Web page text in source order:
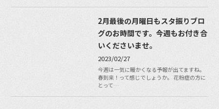
2月最後の月曜日もスタ振りブロ
グのお時間です。今週もお付き合
いくださいませ。
2023/02/27
今週は一気に暖かくなる予報が出てますね。
春到来！って感じでしょうか。 花粉症の方に
とって…